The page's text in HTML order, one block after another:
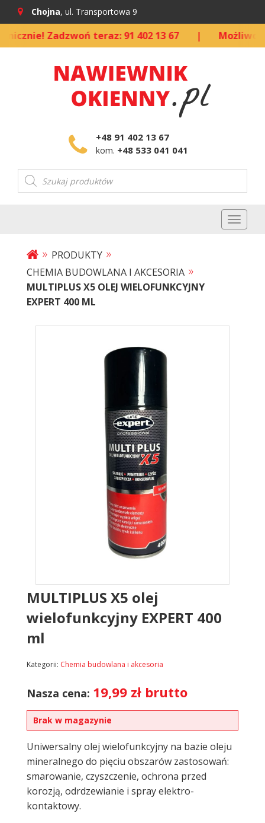
Chojna, ul. Transportowa 9
Zadzwoń teraz: 91 402 13 67 | Możliwość
+48 91 402 13 67
kom. +48 533 041 041
Wyszukiwarka
produktów
Toggle
» PRODUKTY »
CHEMIA BUDOWLANA I AKCESORIA »
MULTIPLUS X5 OLEJ WIELOFUNKCYJNY
EXPERT 400 ML
MULTIPLUS X5 olej
wielofunkcyjny EXPERT 400
ml
Kategorii: Chemia budowlana i akcesoria
Nasza cena: 19,99 zł brutto
Brak w magazynie
Uniwersalny olej wielofunkcyjny na bazie oleju
mineralnego do pięciu obszarów zastosowań:
smarowanie, czyszczenie, ochrona przed
korozją, odrdzewianie i spray elektro-
kontaktowy.